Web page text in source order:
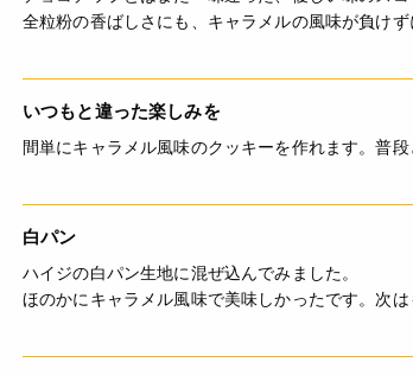
全粒粉の香ばしさにも、キャラメルの風味が負けず
いつもと違った楽しみを
間単にキャラメル風味のクッキーを作れます。普
白パン
ハイジの白パン生地に混ぜ込んでみました。
ほのかにキャラメル風味で美味しかったです。次